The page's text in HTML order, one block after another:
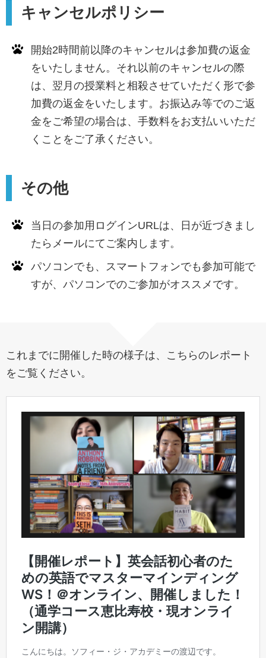
キャンセルポリシー
開始2時間前以降のキャンセルは参加費の返金
をいたしません。それ以前のキャンセルの際
は、翌月の授業料と相殺させていただく形で参
加費の返金をいたします。お振込み等でのご返
金をご希望の場合は、手数料をお支払いいただ
くことをご了承ください。
その他
当日の参加用ログインURLは、日が近づきまし
たらメールにてご案内します。
パソコンでも、スマートフォンでも参加可能で
すが、パソコンでのご参加がオススメです。
これまでに開催した時の様子は、こちらのレポート
をご覧ください。